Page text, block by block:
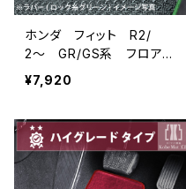
ホンダ フィット R2/
2〜 GR/GS系 フロアマ
ット一式 カーマット 防
水 ラバータイプ
¥7,920